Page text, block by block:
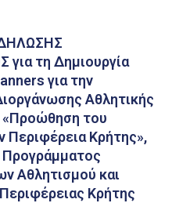
τη Δημιουργία
για την
Αθλητικής
«Προώθηση του
Περιφέρεια Κρήτης»,
Προγράμματος
Αθλητισμού και
Κρήτης